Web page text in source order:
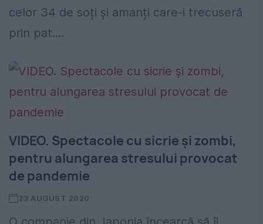
celor 34 de soți și amanți care-i trecuseră
prin pat....
VIDEO. Spectacole cu sicrie şi zombi,
pentru alungarea stresului provocat
de pandemie
23 AUGUST 2020